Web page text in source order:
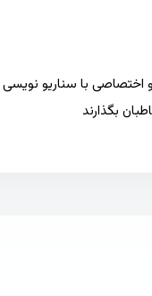
و اختصاصی با سناریو
بگذارند